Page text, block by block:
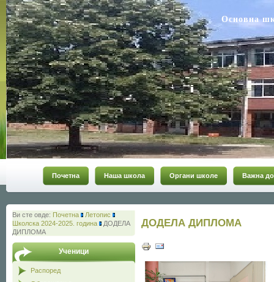
Основна
Почетна Наша школа Органи школе Важна
Ви сте овде: Почетна
Летопис
Школска 2024-2025. година
ДОДЕЛА
ДИПЛОМА
Ученици
Распоред
ДОДЕЛА ДИПЛОМА